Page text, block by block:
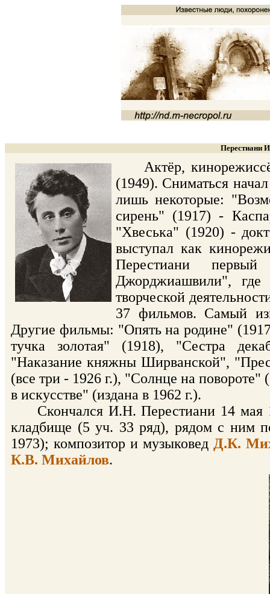
Перестиани
Актёр,
(1949). Сниматься
лишь некоторые:
сирень" (1917) -
"Хвеська" (1920) -
выступал как
Перестиани
Джорджиашвили",
творческой
37 фильмов. Самый
Другие фильмы: "Опять на родине"
тучка золотая" (1918), "Сестра
"Наказание княжны Ширванской",
(все три - 1926 г.), "Солнце на
в искусстве" (издана в 1962 г.).
Скончался И.Н. Перестиани 14 мая
кладбище (5 уч. 33 ряд), рядом с ним
1973); композитор и музыковед Д.К.
К.В. Михайлов.